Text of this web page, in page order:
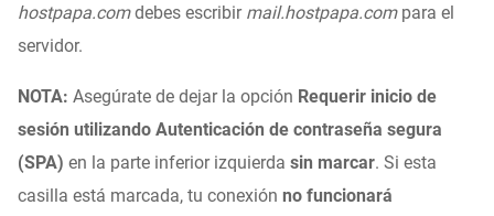
hostpapa.comdebes escribir mail.hostpapa.compara el
servidor.
NOTA: Asegúrate de dejar la opción Requerir inicio de
sesión utilizando Autenticación de contraseña segura
(SPA) en la parte inferior izquierda sin marcar. Si esta
casilla está marcada, tu conexión no funcionará